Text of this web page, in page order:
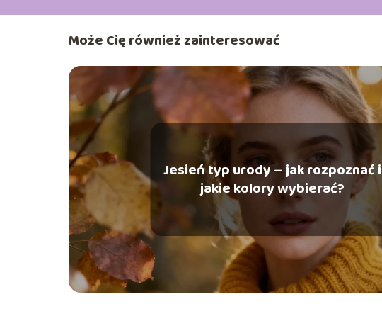
Może Cię również zainteresować
Jesień typ urody – jak rozpoznać i
jakie kolory wybierać?